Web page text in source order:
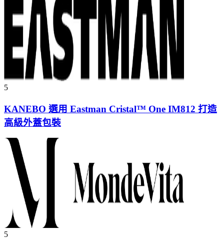
5
KANEBO 選用 Eastman Cristal™ One IM812 打造
高級外蓋包裝
5